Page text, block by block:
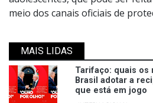
meio dos canais oficiais de
MAIS LIDAS
Tarifaço: quais os
Brasil adotar a
que está em jogo